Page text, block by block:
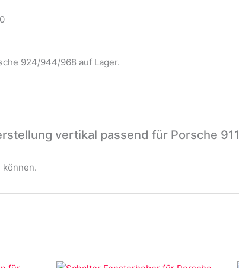
924/944/968 auf Lager.
vertikal passend für Porsche 911